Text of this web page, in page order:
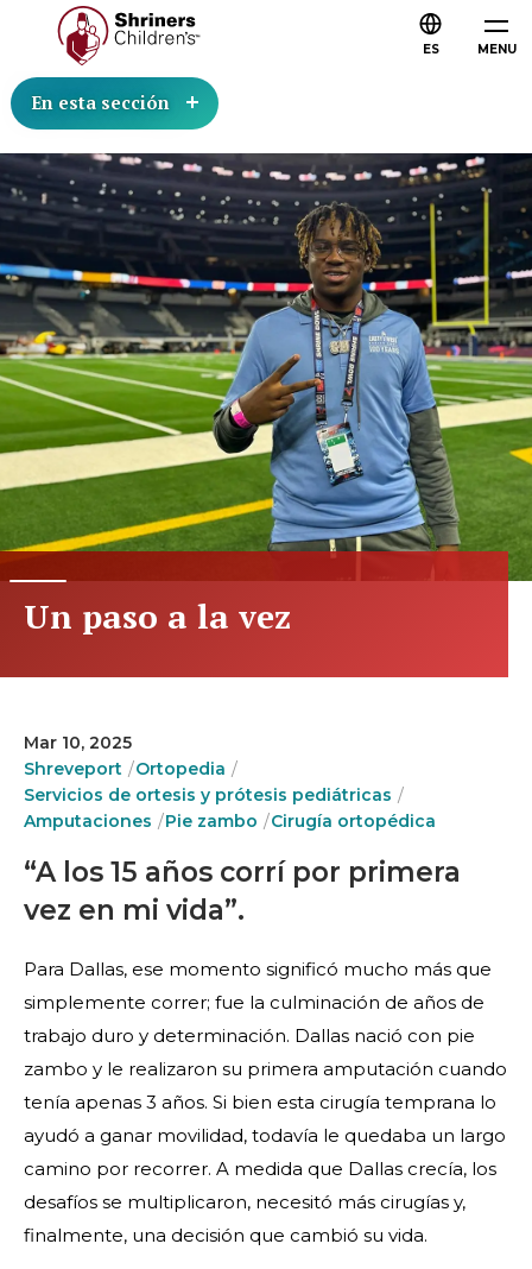
MENU
ES
En esta sección
Un paso a la vez
Mar 10, 2025
Shreveport
Ortopedia
Servicios de ortesis y prótesis pediátricas
Amputaciones
Pie zambo Cirugía ortopédica
“A los 15 años corrí por primera
vez en mi vida”.
Para Dallas, ese momento significó mucho más que
simplemente correr; fue la culminación de años de
trabajo duro y determinación. Dallas nació con pie
zambo y le realizaron su primera amputación cuando
tenía apenas 3 años. Si bien esta cirugía temprana lo
ayudó a ganar movilidad, todavía le quedaba un largo
camino por recorrer. A medida que Dallas crecía, los
desafíos se multiplicaron, necesitó más cirugías y,
finalmente, una decisión que cambió su vida.